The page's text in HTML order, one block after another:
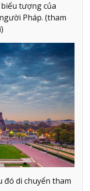
tượng của
Pháp. (tham
di chuyển tham